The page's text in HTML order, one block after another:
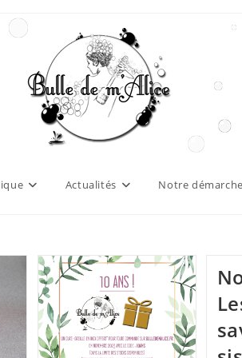
Actualités Notre démarche